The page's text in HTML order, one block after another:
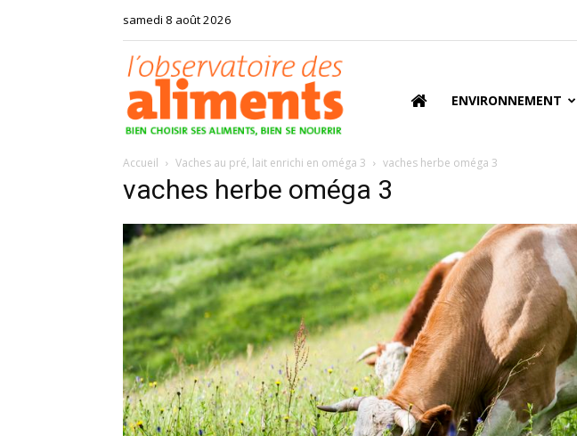
samedi 8 août 2026
des
aliments
ENVIRONNEMENT
Accueil Vaches au pré, lait enrichi en oméga 3 vaches herbe oméga 3
vaches herbe oméga 3